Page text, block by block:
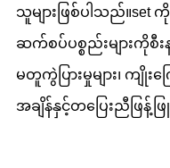
သူများဖြစ်ပါသည်။set
ဆက်စပ်ပစ္စည်းများကိုစီ
မတူကွဲပြားမှုများ၊ ကျိုး
အချိန်နှင့်တပြေးညီဖြန့်ဖြူ